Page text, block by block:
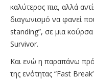
καλύτερος πια, αλλά
διαγωνισμό να φανεί
standing”, σε μια
Survivor.
Και ενώ η παραπάνω
της ενότητας “Fast